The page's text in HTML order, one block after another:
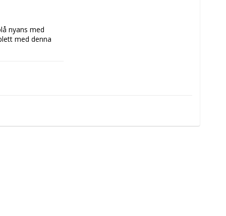
nyans med
med denna